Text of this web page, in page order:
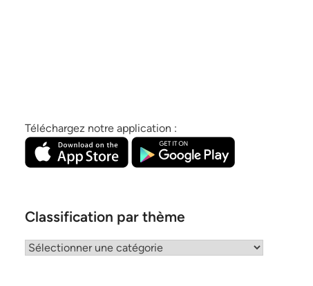
Téléchargez notre application :
Classification par thème
Classification